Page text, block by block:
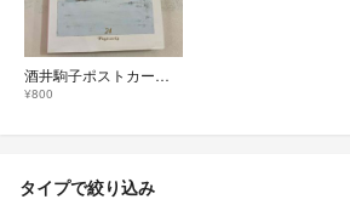
酒井駒子ポストカードブック ２４ＰＯＳＴＣＡＲＤＳ
¥800
タイプで絞り込み